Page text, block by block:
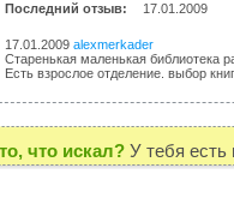
Последний отзыв: 17.01.2009
17.01.2009 alexmerkader
Старенькая маленькая библиотека
Есть взрослое отделение. выбор
что искал? У тебя есть